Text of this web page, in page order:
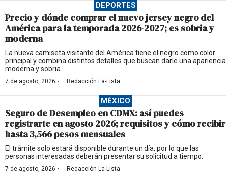
DEPORTES
Precio y dónde comprar el nuevo jersey negro del
América para la temporada 2026-2027; es sobria y
moderna
La nueva camiseta visitante del América tiene el negro como color
principal y combina distintos detalles que buscan darle una apariencia
moderna y sobria
7 de agosto, 2026 · Redacción La-Lista
MÉXICO
Seguro de Desempleo en CDMX: así puedes
registrarte en agosto 2026; requisitos y cómo recibir
hasta 3,566 pesos mensuales
El trámite solo estará disponible durante un día, por lo que las
personas interesadas deberán presentar su solicitud a tiempo.
7 de agosto, 2026 · Redacción La-Lista